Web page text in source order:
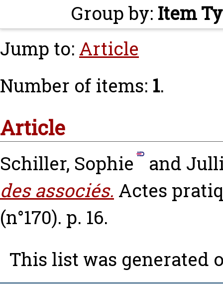
Group by: Item
Jump to: Article
Number of items: 1.
Article
Schiller, Sophie and
des associés. Actes
(n°170). p. 16.
This list was generated